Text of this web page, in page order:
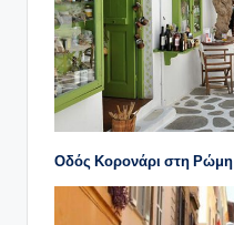
Οδός Κορονάρι στη Ρώμη